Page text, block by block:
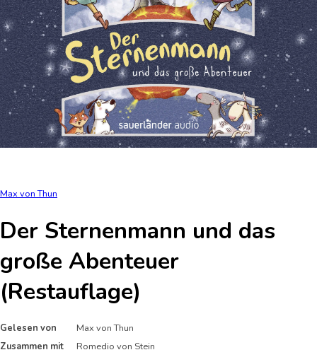
Max von Thun
Der Sternenmann und das
große Abenteuer
(Restauflage)
Gelesen von
Max von Thun
Zusammen mit
Romedio von Stein